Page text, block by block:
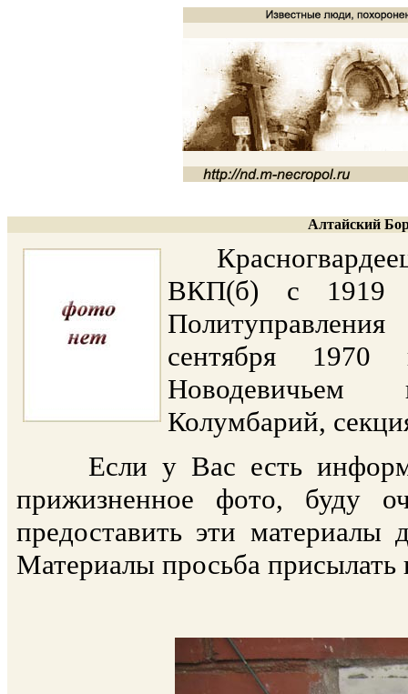
Алтайский
ВКП(б) с 1919
сентября
Новодевичьем
Колумбарий,
Если у Вас есть
прижизненное фото, буду
предоставить эти
Материалы просьба